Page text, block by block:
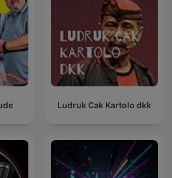
Ludruk Cak Kartolo dkk